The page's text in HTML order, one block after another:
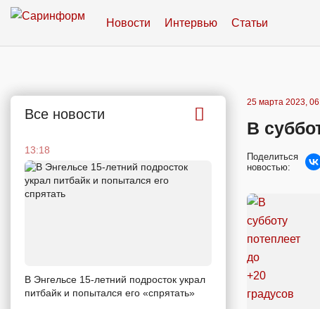
Новости Интервью Статьи
Все новости
13:18
В Энгельсе 15-летний подросток украл
питбайк и попытался его «спрятать»
25 марта 2023,
В
Поделиться
новостью: